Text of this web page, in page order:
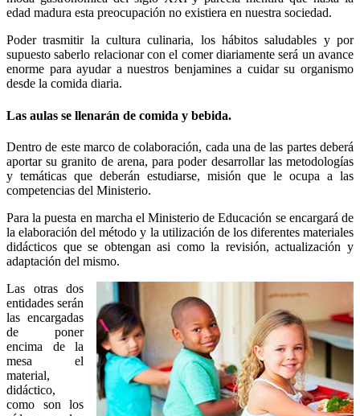
edad madura esta preocupación no existiera en nuestra sociedad.
Poder trasmitir la cultura culinaria, los hábitos saludables y por
supuesto saberlo relacionar con el comer diariamente será un avance
enorme para ayudar a nuestros benjamines a cuidar su organismo
desde la comida diaria.
Las aulas se llenarán de comida y bebida.
Dentro de este marco de colaboración, cada una de las partes deberá
aportar su granito de arena, para poder desarrollar las metodologías
y temáticas que deberán estudiarse, misión que le ocupa a las
competencias del Ministerio.
Para la puesta en marcha el Ministerio de Educación se encargará de
la elaboración del método y la utilización de los diferentes materiales
didácticos que se obtengan asi como la revisión, actualización y
adaptación del mismo.
Las otras dos
entidades serán
las encargadas
de poner
encima de la
mesa el
material,
didáctico,
como son los